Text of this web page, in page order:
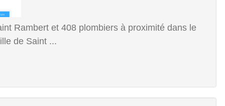
Rambert et 408 plombiers à proximité dans le
de Saint ...